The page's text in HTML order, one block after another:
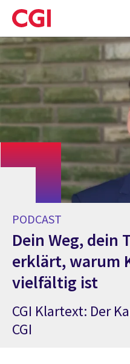
Skip
to
main
content
PODCAST
Dein Weg, dein
erklärt, warum
vielfältig ist
CGI Klartext: Der
CGI